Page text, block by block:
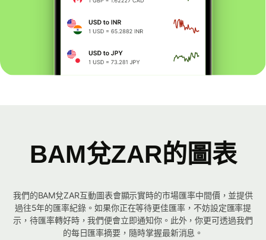
BAM兌ZAR的圖表
我們的BAM兌ZAR互動圖表會顯示實時的市場匯率中間價，並提供
過往5年的匯率紀錄。如果你正在等待更佳匯率，不妨設定匯率提
示，待匯率轉好時，我們便會立即通知你。此外，你更可透過我們
的每日匯率摘要，隨時掌握最新消息。